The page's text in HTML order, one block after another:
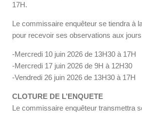
17H.
Le commissaire enquêteur se tiendra à
pour recevoir ses observations aux
-Mercredi 10 juin 2026 de 13H30 à 17H
-Mercredi 17 juin 2026 de 9H à 12H30
-Vendredi 26 juin 2026 de 13H30 à 17H
CLOTURE DE L’ENQUETE
Le commissaire enquêteur transmettra